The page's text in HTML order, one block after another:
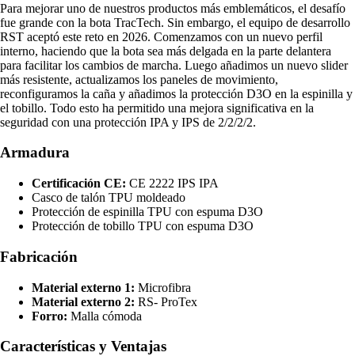
Para mejorar uno de nuestros productos más emblemáticos, el desafío
fue grande con la bota TracTech. Sin embargo, el equipo de desarrollo
RST aceptó este reto en 2026. Comenzamos con un nuevo perfil
interno, haciendo que la bota sea más delgada en la parte delantera
para facilitar los cambios de marcha. Luego añadimos un nuevo slider
más resistente, actualizamos los paneles de movimiento,
reconfiguramos la caña y añadimos la protección D3O en la espinilla y
el tobillo. Todo esto ha permitido una mejora significativa en la
seguridad con una protección IPA y IPS de 2/2/2/2.
Armadura
Certificación CE: CE 2222 IPS IPA
Casco de talón TPU moldeado
Protección de espinilla TPU con espuma D3O
Protección de tobillo TPU con espuma D3O
Fabricación
Material externo 1: Microfibra
Material externo 2: RS- ProTex
Forro: Malla cómoda
Características y Ventajas